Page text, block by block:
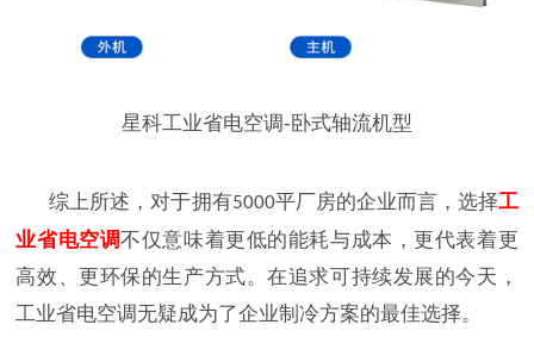
星科工业省电空调-卧式轴流机型
综上所述，对于拥有5000平厂房的企业而言，选择工
业省电空调不仅意味着更低的能耗与成本，更代表着更
高效、更环保的生产方式。在追求可持续发展的今天，
工业省电空调无疑成为了企业制冷方案的最佳选择。